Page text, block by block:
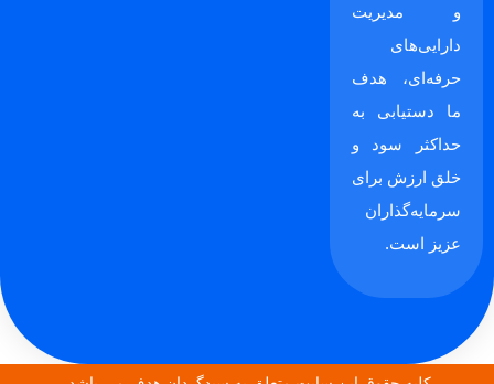
و مدیریت
دارایی‌های
حرفه‌ای، هدف
ما دستیابی به
حداکثر سود و
خلق ارزش برای
سرمایه‌گذاران
عزیز است.